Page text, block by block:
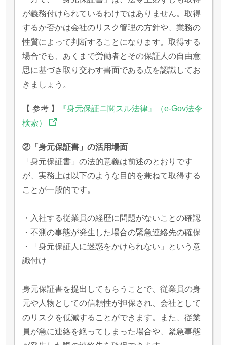
が義務付けられているわけではありません。取得
するか否かは会社のリスク管理の方針や、業務の
性質によって判断することになります。取得する
場合でも、あくまで労働者とその保証人の自由意
思に基づき取り交わす書面である点を認識してお
きましょう。
【 参考 】
『身元保証ニ関スル法律』（e-Gov法令
検索）
②「身元保証書」の活用場面
「身元保証書」の法的意義は前述のとおりです
が、実務上は以下のような目的を兼ねて取得する
ことが一般的です。
・入社する従業員の経歴に問題がないことの確認
・不測の事態が発生した場合の緊急連絡先の確保
・「身元保証人に迷惑をかけられない」という意
識付け
身元保証書を提出してもらうことで、従業員の身
元や人物としての信頼性が担保され、会社として
のリスクを低減することができます。また、従業
員が急に連絡を絶ってしまった場合や、緊急事態